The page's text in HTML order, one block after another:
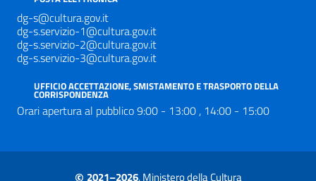
dg-s@cultura.gov.it
dg-s.servizio-1@cultura.gov.it
dg-s.servizio-2@cultura.gov.it
dg-s.servizio-3@cultura.gov.it
UFFICIO ACCETTAZIONE, SMISTAMENTO E TRASPORTO DELLA
CORRISPONDENZA
Orari apertura al pubblico 9:00 - 13:00 , 14:00 - 15:00
2021–2026, Ministero della Cultura